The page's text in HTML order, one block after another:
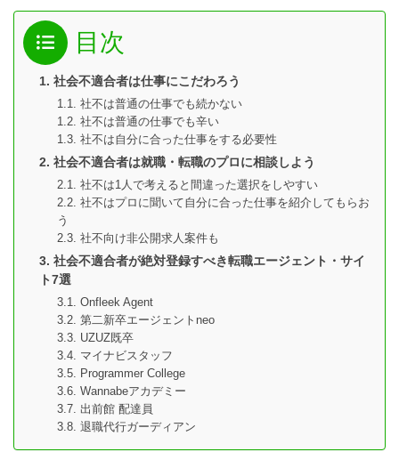
目次
社会不適合者は仕事にこだわろう
社不は普通の仕事でも続かない
社不は普通の仕事でも辛い
社不は自分に合った仕事をする必要性
社会不適合者は就職・転職のプロに相談しよう
社不は1人で考えると間違った選択をしやすい
社不はプロに聞いて自分に合った仕事を紹介してもらお
う
社不向け非公開求人案件も
社会不適合者が絶対登録すべき転職エージェント・サイ
ト7選
Onfleek Agent
第二新卒エージェントneo
UZUZ既卒
マイナビスタッフ
Programmer College
Wannabeアカデミー
出前館 配達員
退職代行ガーディアン